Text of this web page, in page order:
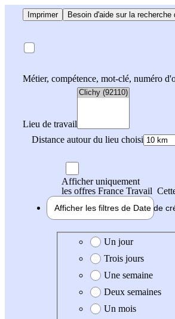
Imprimer Besoin d'aide sur la recherche
Métier, compétence, mot-clé, numéro
Lieu de travail
Distance autour du lieu choisi
Afficher uniquement
les offres France Travail
Afficher les filtres de Date de
Date de création de l'offre
Un jour
Trois jours
Une semaine
Deux semaines
Un mois